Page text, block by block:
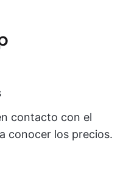
contacto con el
conocer los precios.